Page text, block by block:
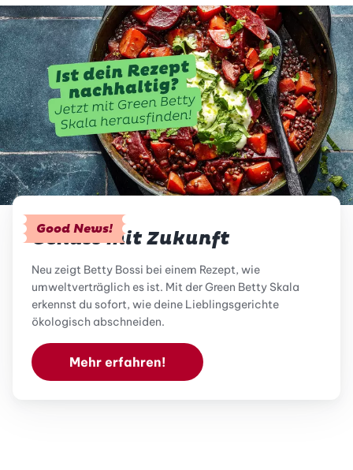
Good News!
Genuss mit Zukunft
Neu zeigt Betty Bossi bei einem Rezept, wie
umweltverträglich es ist. Mit der Green Betty Skala
erkennst du sofort, wie deine Lieblingsgerichte
ökologisch abschneiden.
Mehr erfahren!